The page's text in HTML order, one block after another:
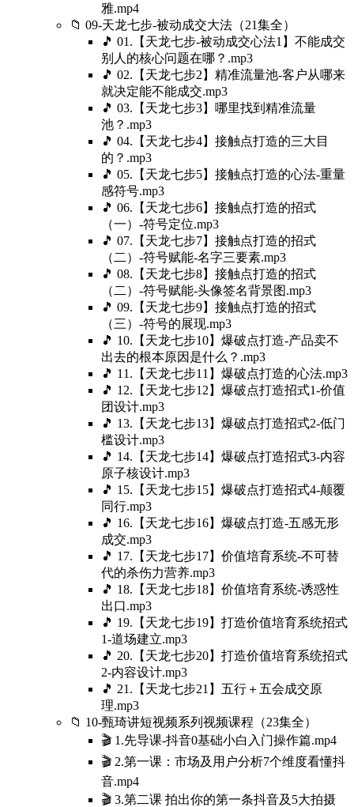
雅.mp4
📁 09-天龙七步-被动成交大法（21集全）
🎵 01.【天龙七步-被动成交心法1】不能成交
别人的核心问题在哪？.mp3
🎵 02.【天龙七步2】精准流量池-客户从哪来
就决定能不能成交.mp3
🎵 03.【天龙七步3】哪里找到精准流量
池？.mp3
🎵 04.【天龙七步4】接触点打造的三大目
的？.mp3
🎵 05.【天龙七步5】接触点打造的心法-重量
感符号.mp3
🎵 06.【天龙七步6】接触点打造的招式
（一）-符号定位.mp3
🎵 07.【天龙七步7】接触点打造的招式
（二）-符号赋能-名字三要素.mp3
🎵 08.【天龙七步8】接触点打造的招式
（二）-符号赋能-头像签名背景图.mp3
🎵 09.【天龙七步9】接触点打造的招式
（三）-符号的展现.mp3
🎵 10.【天龙七步10】爆破点打造-产品卖不
出去的根本原因是什么？.mp3
🎵 11.【天龙七步11】爆破点打造的心法.mp3
🎵 12.【天龙七步12】爆破点打造招式1-价值
团设计.mp3
🎵 13.【天龙七步13】爆破点打造招式2-低门
槛设计.mp3
🎵 14.【天龙七步14】爆破点打造招式3-内容
原子核设计.mp3
🎵 15.【天龙七步15】爆破点打造招式4-颠覆
同行.mp3
🎵 16.【天龙七步16】爆破点打造-五感无形
成交.mp3
🎵 17.【天龙七步17】价值培育系统-不可替
代的杀伤力营养.mp3
🎵 18.【天龙七步18】价值培育系统-诱惑性
出口.mp3
🎵 19.【天龙七步19】打造价值培育系统招式
1-道场建立.mp3
🎵 20.【天龙七步20】打造价值培育系统招式
2-内容设计.mp3
🎵 21.【天龙七步21】五行＋五会成交原
理.mp3
📁 10-甄琦讲短视频系列视频课程（23集全）
🎬 1.先导课-抖音0基础小白入门操作篇.mp4
🎬 2.第一课：市场及用户分析7个维度看懂抖
音.mp4
🎬 3.第二课 拍出你的第一条抖音及5大拍摄